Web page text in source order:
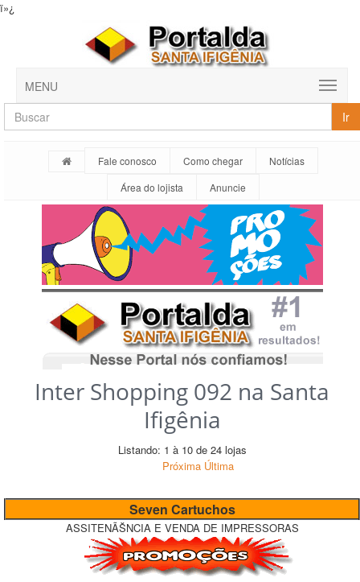
ï»¿
MENU
Ir
Fale conosco Como chegar
Notícias
Área do lojista
Anuncie
Inter Shopping 092 na Santa
Ifigênia
Listando: 1 à 10 de 24 lojas
Próxima Última
Seven Cartuchos
ASSITENÃŠNCIA E VENDA DE IMPRESSORAS